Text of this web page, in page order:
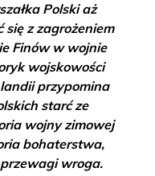
Polski aż
się z zagrożeniem
Finów w wojnie
wojskowości
przypomina
starć ze
wojny zimowej
bohaterstwa,
wroga.